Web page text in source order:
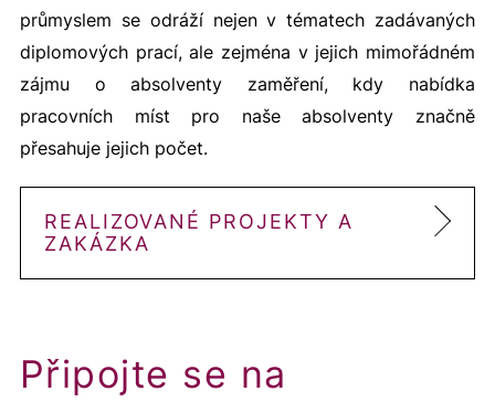
průmyslem se odráží nejen v tématech zadávaných
diplomových prací, ale zejména v jejich mimořádném
zájmu o absolventy zaměření, kdy nabídka
pracovních míst pro naše absolventy značně
přesahuje jejich počet.
REALIZOVANÉ PROJEKTY A
ZAKÁZKA
Připojte se na